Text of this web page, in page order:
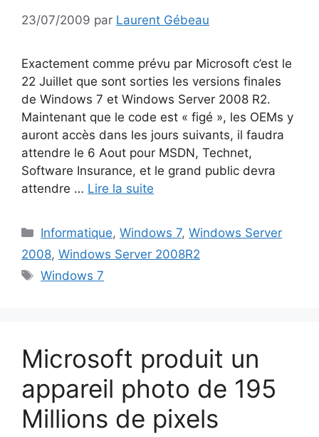
23/07/2009 par Laurent Gébeau
Exactement comme prévu par Microsoft c’est le
22 Juillet que sont sorties les versions finales
de Windows 7 et Windows Server 2008 R2.
Maintenant que le code est « figé », les OEMs y
auront accès dans les jours suivants, il faudra
attendre le 6 Aout pour MSDN, Technet,
Software Insurance, et le grand public devra
attendre … Lire la suite
Catégories
Informatique,Windows 7,Windows Server
2008, Windows Server 2008R2
Étiquettes
Windows 7
Microsoft produit un
appareil photo de 195
Millions de pixels